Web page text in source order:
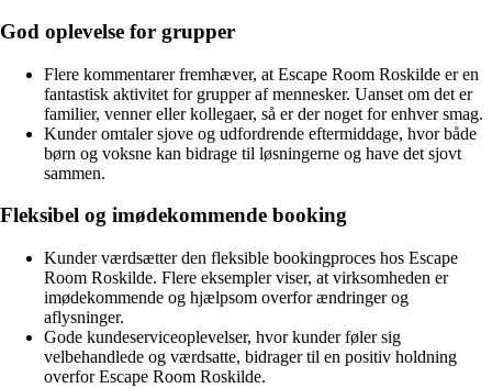
God oplevelse for grupper
Flere kommentarer fremhæver, at Escape Room Roskilde er en
fantastisk aktivitet for grupper af mennesker. Uanset om det er
familier, venner eller kollegaer, så er der noget for enhver smag.
Kunder omtaler sjove og udfordrende eftermiddage, hvor både
børn og voksne kan bidrage til løsningerne og have det sjovt
sammen.
Fleksibel og imødekommende booking
Kunder værdsætter den fleksible bookingproces hos Escape
Room Roskilde. Flere eksempler viser, at virksomheden er
imødekommende og hjælpsom overfor ændringer og
aflysninger.
Gode kundeserviceoplevelser, hvor kunder føler sig
velbehandlede og værdsatte, bidrager til en positiv holdning
overfor Escape Room Roskilde.